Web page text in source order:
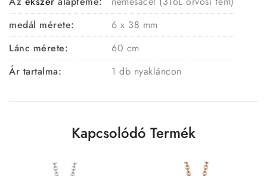
medál mérete:
6 x 38 mm
Lánc mérete:
60 cm
Ár tartalma:
1 db nyakláncon
Kapcsolódó Termék